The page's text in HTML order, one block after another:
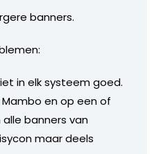
banners.
in elk systeem goed.
en op een of
banners van
maar deels